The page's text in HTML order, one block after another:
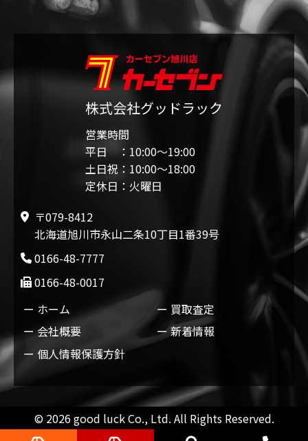
株式会社グッドラック
営業時間
平日 ：10:00〜19:00
土日祝：10:00〜18:00
定休日：火曜日
〒079-8412
北海道旭川市永山二条10丁目1番39号
0166-48-7777
0166-48-0017
ホーム
買取査定
会社概要
新着情報
個人情報保護方針
© 2026 good luck Co., Ltd. All Rights Reserved.